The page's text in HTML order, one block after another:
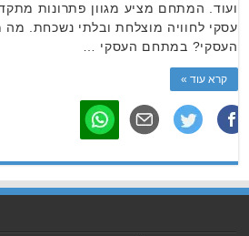
ועוד. המתחם מציע מגוון פתרונות
עסקי לחוויה מוצלחת ובלתי נשכחת.
העסקי? במתחם העסקי …
קרא עוד »